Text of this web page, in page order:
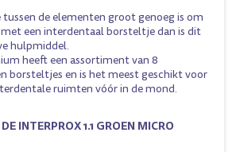
de elementen groot genoeg is om
een interdentaal borsteltje dan is dit
hulpmiddel.
heeft een assortiment van 8
borsteltjes en is het meest geschikt voor
ruimten vóór in de mond.
INTERPROX 1.1 GROEN MICRO